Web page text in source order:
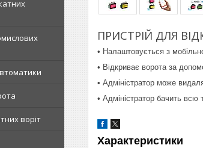
воріт
ПРИСТРІЙ ДЛЯ
• Налаштовується з
• Відкриває ворота за
• Адміністратор може
• Адміністратор бачить всю
Характеристики